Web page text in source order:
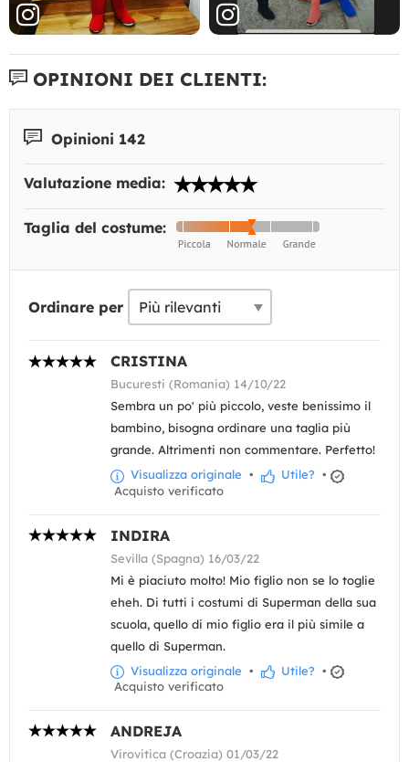
OPINIONI DEI CLIENTI:
Opinioni 142
Valutazione media:
Taglia del costume:
Ordinare per
CRISTINA
Bucuresti (Romania) 14/10/22
Sembra un po' più piccolo, veste benissimo il
bambino, bisogna ordinare una taglia più
grande. Altrimenti non commentare. Perfetto!
Visualizza originale • Utile? •
Acquisto verificato
INDIRA
Sevilla (Spagna) 16/03/22
Mi è piaciuto molto! Mio figlio non se lo toglie
eheh. Di tutti i costumi di Superman della sua
scuola, quello di mio figlio era il più simile a
quello di Superman.
Visualizza originale • Utile? •
Acquisto verificato
ANDREJA
Virovitica (Croazia) 01/03/22